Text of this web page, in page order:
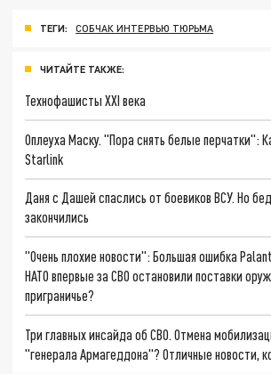
ТЕГИ: СОБЧАК ИНТЕРВЬЮ ТЮРЬМА
ЧИТАЙТЕ ТАКЖЕ:
Технофашисты XXI века
Оплеуха Маску. "Пора снять белые перчатки":
Starlink
Даня с Дашей спаслись от боевиков ВСУ. Но
закончились
"Очень плохие новости": Большая ошибка
НАТО впервые за СВО остановили поставки
приграничье?
Три главных инсайда об СВО. Отмена
"генерала Армагеддона"? Отличные новости,